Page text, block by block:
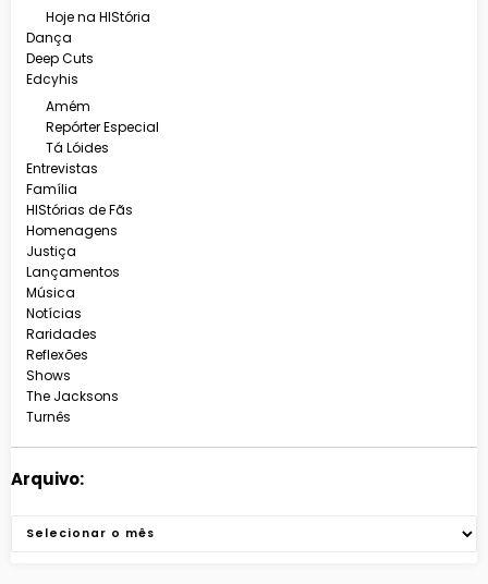
Hoje na HIStória
Dança
Deep Cuts
Edcyhis
Amém
Repórter Especial
Tá Lóides
Entrevistas
Família
HIStórias de Fãs
Homenagens
Justiça
Lançamentos
Música
Notícias
Raridades
Reflexões
Shows
The Jacksons
Turnês
Arquivo:
Arquivos